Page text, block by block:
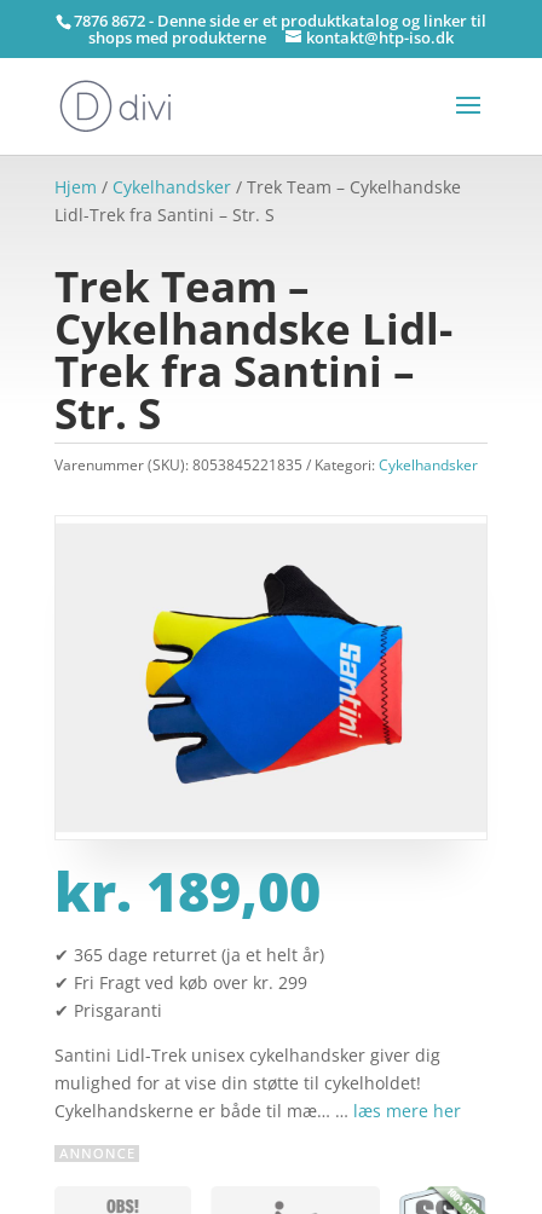
7876 8672 - Denne side er et produktkatalog og linker til
shops med produkterne kontakt@htp-iso.dk
Hjem / Cykelhandsker/ Trek Team – Cykelhandske
Lidl-Trek fra Santini – Str. S
Trek Team –
Cykelhandske Lidl-
Trek fra Santini –
Str. S
Varenummer (SKU):8053845221835 Kategori:Cykelhandsker
kr. 189,00
✔ 365 dage returret (ja et helt år)
✔ Fri Fragt ved køb over kr. 299
✔ Prisgaranti
Santini Lidl-Trek unisex cykelhandsker giver dig
mulighed for at vise din støtte til cykelholdet!
Cykelhandskerne er både til mæ… … læs mere her